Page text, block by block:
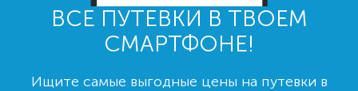
ВСЕ ПУТЕВКИ В ТВОЕМ
СМАРТФОНЕ!
Ищите самые выгодные цены на путевки в